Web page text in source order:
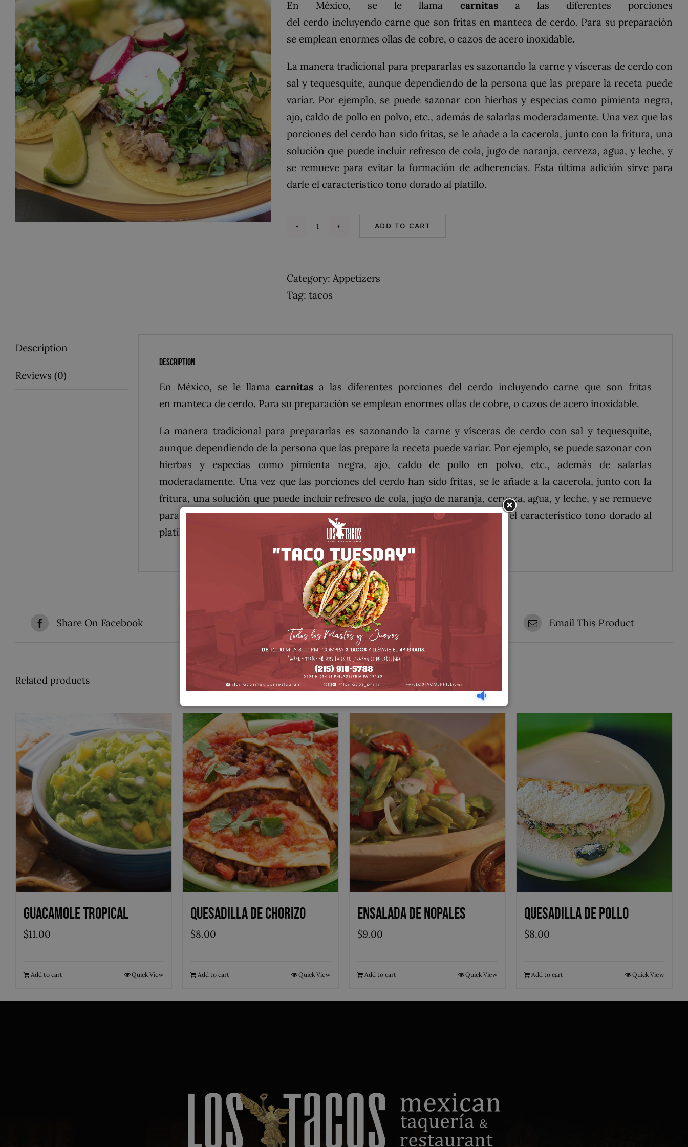
En México, se le llama carnitasa las diferentes porciones
delcerdo incluyendo carneque son fritas enmanteca decerdo. Para su preparación
se emplean enormes ollas de cobre, o cazos de acero inoxidable.
La manera tradicional para prepararlas es sazonando la carne y vísceras de cerdo con
sal ytequesquite, aunque dependiendo de la persona que las prepare la receta puede
variar. Por ejemplo, se puede sazonar con hierbas y especias como pimienta negra,
ajo, caldo de pollo en polvo, etc., además de salarlas moderadamente. Una vez que las
porciones del cerdo han sido fritas, se le añade a la cacerola, junto con la fritura, una
solución que puede incluir refresco de cola, jugo de naranja,cerveza,agua, yleche, y
se remueve para evitar la formación de adherencias. Esta última adición sirve para
darle el característico tono dorado al platillo.
ADD TO CART
Category: Appetizers
Tag: tacos
Description
Reviews (0)
Description
En México, se le llamacarnitas a las diferentes porciones del cerdoincluyendocarne que son fritas
en manteca de cerdo. Para su preparación se emplean enormes ollas de cobre, o cazos de acero inoxidable.
La manera tradicional para prepararlas es sazonando la carne y vísceras de cerdo con sal y tequesquite,
aunque dependiendo de la persona que las prepare la receta puede variar. Por ejemplo, se puede sazonar con
hierbas y especias como pimienta negra, ajo, caldo de pollo en polvo, etc., además de salarlas
moderadamente. Una vez que las porciones del cerdo han sido fritas, se le añade a la cacerola, junto con la
fritura, una solución que puede incluirrefresco de cola, jugo de naranja, cerveza,agua, y leche, y se remueve
para evitar la formación de adherencias. Esta última adición sirve para darle el característico tono dorado al
platillo.
Share On Facebook Tweet This Product Pin This Product Email This Product
Related products
Guacamole Tropical
$11.00
Add to cart Quick View
Quesadilla de Chorizo
$8.00
Add to cart Quick View
Ensalada de Nopales
$9.00
Add to cart Quick View
Quesadilla de Pollo
$8.00
Add to cart Quick View